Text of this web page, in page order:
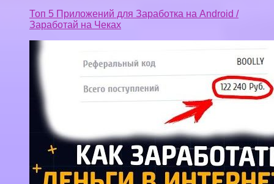
Топ 5 Приложений для Заработка на Android /
Заработай на Чеках